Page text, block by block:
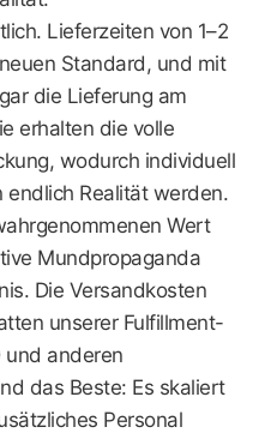
Lieferzeiten von 1–2
Standard, und mit
die Lieferung am
erhalten die volle
wodurch individuell
endlich Realität werden.
Wert
Mundpropaganda
Die Versandkosten
unserer Fulfillment-
und anderen
das Beste: Es skaliert
Personal